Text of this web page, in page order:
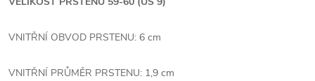
VNITŘNÍ OBVOD PRSTENU: 6 cm
VNITŘNÍ PRŮMĚR PRSTENU: 1,9 cm